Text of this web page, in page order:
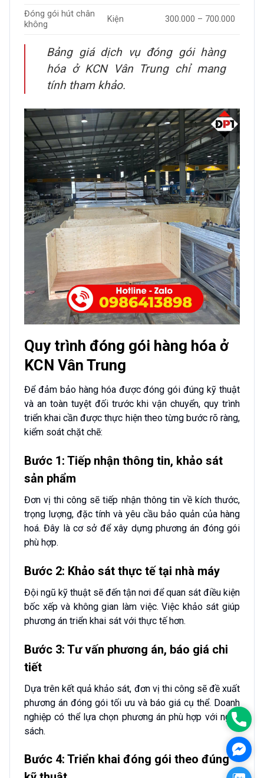
Đóng gói hút chân
không
Kiện 300.000 – 700.000
Bảng giá dịch vụ đóng gói hàng
hóa ở KCN Vân Trung chỉ mang
tính tham khảo.
Quy trình đóng gói hàng hóa ở
KCN Vân Trung
Để đảm bảo hàng hóa được đóng gói đúng kỹ thuật
và an toàn tuyệt đối trước khi vận chuyển, quy trình
triển khai cần được thực hiện theo từng bước rõ ràng,
kiểm soát chặt chẽ:
Bước 1: Tiếp nhận thông tin, khảo sát
sản phẩm
Đơn vị thi công sẽ tiếp nhận thông tin về kích thước,
trọng lượng, đặc tính và yêu cầu bảo quản của hàng
hoá. Đây là cơ sở để xây dựng phương án đóng gói
phù hợp.
Bước 2: Khảo sát thực tế tại nhà máy
Đội ngũ kỹ thuật sẽ đến tận nơi để quan sát điều kiện
bốc xếp và không gian làm việc. Việc khảo sát giúp
phương án triển khai sát với thực tế hơn.
Bước 3: Tư vấn phương án, báo giá chi
tiết
Dựa trên kết quả khảo sát, đơn vị thi công sẽ đề xuất
phương án đóng gói tối ưu và báo giá cụ thể. Doanh
nghiệp có thể lựa chọn phương án phù hợp với ngân
sách.
Bước 4: Triển khai đóng gói theo đúng